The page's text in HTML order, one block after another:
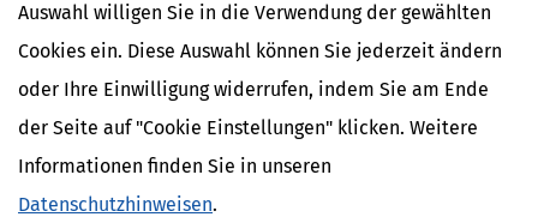
Auswahl willigen Sie in die Verwendung der gewählten
Cookies ein. Diese Auswahl können Sie jederzeit ändern
oder Ihre Einwilligung widerrufen, indem Sie am Ende
der Seite auf "Cookie Einstellungen" klicken. Weitere
Informationen finden Sie in unseren
Datenschutzhinweisen.
Verwandte Lexikon-Begriffe
Care Arbeit
Unterhaltshöchstbetrag
Kindesunterhalt